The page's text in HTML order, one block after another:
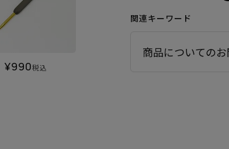
¥990税込
関連キーワード
商品についての